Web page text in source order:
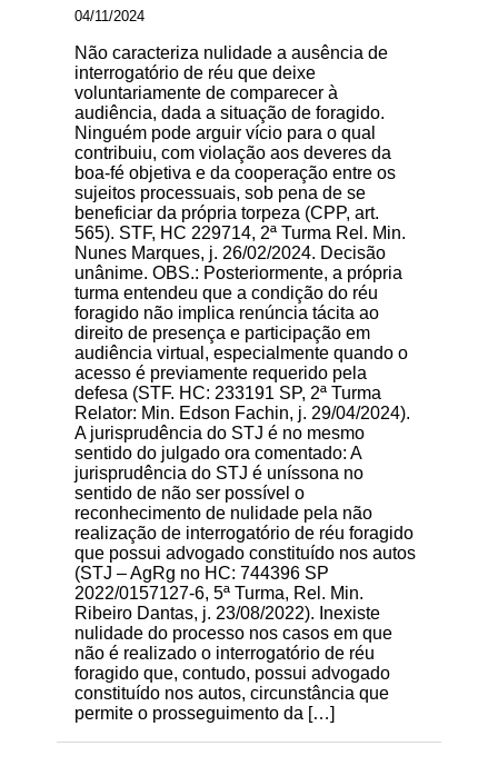
04/11/2024
Não caracteriza nulidade a ausência de
interrogatório de réu que deixe
voluntariamente de comparecer à
audiência, dada a situação de foragido.
Ninguém pode arguir vício para o qual
contribuiu, com violação aos deveres da
boa-fé objetiva e da cooperação entre os
sujeitos processuais, sob pena de se
beneficiar da própria torpeza (CPP, art.
565). STF, HC 229714, 2ª Turma Rel. Min.
Nunes Marques, j. 26/02/2024. Decisão
unânime. OBS.: Posteriormente, a própria
turma entendeu que a condição do réu
foragido não implica renúncia tácita ao
direito de presença e participação em
audiência virtual, especialmente quando o
acesso é previamente requerido pela
defesa (STF. HC: 233191 SP, 2ª Turma
Relator: Min. Edson Fachin, j. 29/04/2024).
A jurisprudência do STJ é no mesmo
sentido do julgado ora comentado: A
jurisprudência do STJ é uníssona no
sentido de não ser possível o
reconhecimento de nulidade pela não
realização de interrogatório de réu foragido
que possui advogado constituído nos autos
(STJ – AgRg no HC: 744396 SP
2022/0157127-6, 5ª Turma, Rel. Min.
Ribeiro Dantas, j. 23/08/2022). Inexiste
nulidade do processo nos casos em que
não é realizado o interrogatório de réu
foragido que, contudo, possui advogado
constituído nos autos, circunstância que
permite o prosseguimento da […]